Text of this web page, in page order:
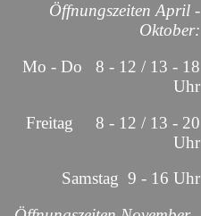
Öffnungszeiten April -
Oktober:
Mo - Do 8 - 12 / 13 - 18
Uhr
Freitag 8 - 12 / 13 - 20
Uhr
Samstag 9 - 16 Uhr